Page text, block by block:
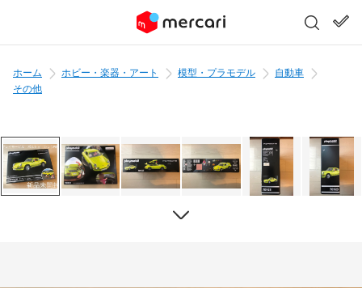
ホーム ホビー・楽器・アート 模型・プラモデル
自動車
その他